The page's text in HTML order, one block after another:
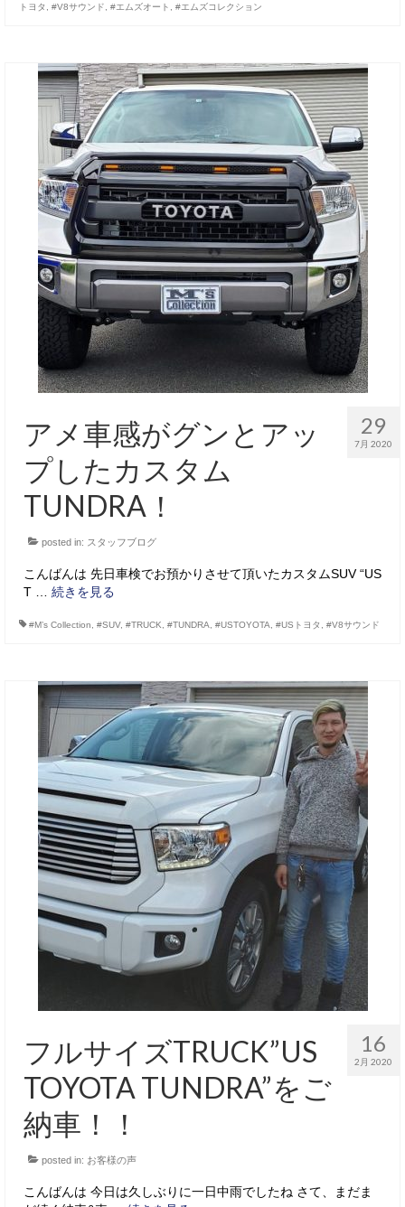
トヨタ
#V8サウンド #エムズオート #エムズコレクション
29
7月 2020
アメ車感がグンとアッ
プしたカスタム
TUNDRA！
posted in: スタッフブログ
こんばんは 先日車検でお預かりさせて頂いたカスタムSUV “US
T … 続きを見る
#M’s Collection #SUV, #TRUCK #TUNDRA #USTOYOTA #USトヨタ #V8サウンド
16
2月 2020
フルサイズTRUCK”US
TOYOTA TUNDRA”をご
納車！！
posted in: お客様の声
こんばんは 今日は久しぶりに一日中雨でしたね さて、まだま